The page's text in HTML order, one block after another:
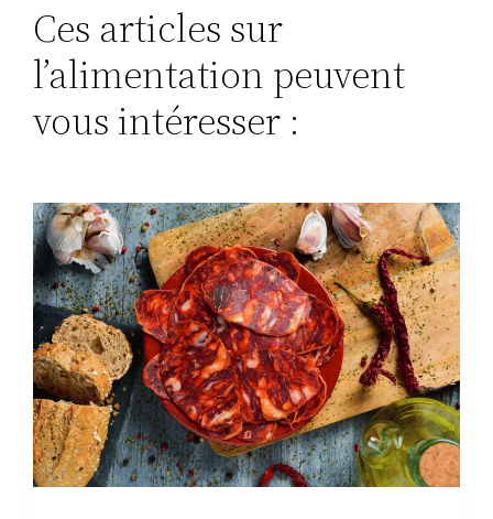
Ces articles sur
l’alimentation peuvent
vous intéresser :